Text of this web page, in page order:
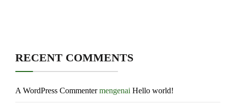
RECENT COMMENTS
A WordPress Commentermengenai Hello world!